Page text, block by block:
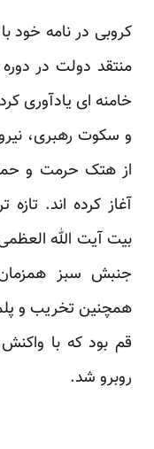
کروبی در نامه خود
منتقد دولت در
و سکوت رهبری،
از هتک حرمت و
آغاز کرده اند.
بیت آیت الله
جنبش سبز
همچنین تخریب و
قم بود که با
روبرو شد.